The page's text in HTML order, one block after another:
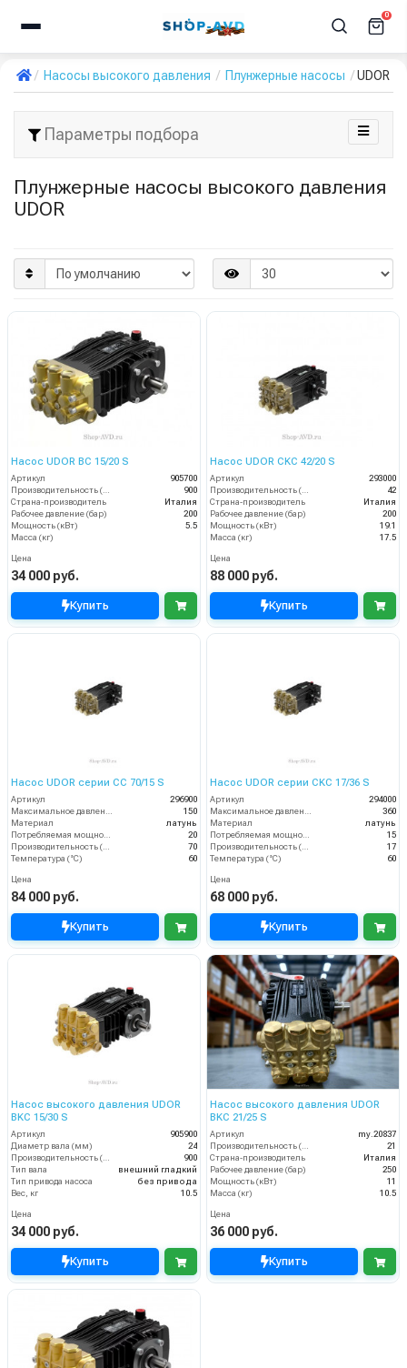
0
Насосы высокого давления Плунжерные насосы UDOR
Параметры подбора
Плунжерные насосы высокого давления
UDOR
Насос UDOR BC 15/20 S
Артикул
905700
900
Страна-производитель
Италия
Рабочее давление (бар)
200
Мощность (кВт)
5.5
Масса (кг)
Цена
34 000 руб.
Купить
Насос UDOR CKC 42/20 S
Артикул
293000
42
Страна-производитель
Италия
Рабочее давление (бар)
200
Мощность (кВт)
19.1
Масса (кг)
17.5
Цена
88 000 руб.
Купить
Насос UDOR серии CC 70/15 S
Артикул
296900
Максимальное давление (бар)
150
Материал
латунь
Потребляемая мощность (кВт)
20
Производительность (л/мин)
70
Температура (°C)
60
Цена
84 000 руб.
Купить
Насос UDOR серии CKC 17/36 S
Артикул
294000
Максимальное давление (бар)
360
Материал
латунь
Потребляемая мощность (кВт)
15
Производительность (л/мин)
17
Температура (°C)
60
Цена
68 000 руб.
Купить
Насос высокого давления UDOR
BKC 15/30 S
Артикул
905900
Диаметр вала (мм)
24
Производительность (л/мин)
900
Тип вала
внешний гладкий
Тип привода насоса
без привода
Вес, кг
10.5
Цена
34 000 руб.
Купить
Насос высокого давления UDOR
BKC 21/25 S
Артикул
my.20837
Производительность (л/мин)
21
Страна-производитель
Италия
Рабочее давление (бар)
250
Мощность (кВт)
11
Масса (кг)
10.5
Цена
36 000 руб.
Купить